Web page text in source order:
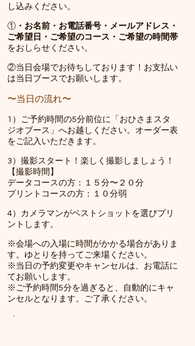
し込みください。
① ・お名前・お電話番号・メールアドレス ・
ご希望日
・ご希望のコース ・ご希望の時間帯
をおしらせください。
②当日会場でお待ちしております！ お支払い
は当日ブースでお願いします。
〜当日の流れ〜
1）ご予約時間の5分前位に「おひさまスタ
ジオブース」へお越しください。オーダー表
をご記入いただきます。
3）撮影スタート！楽しく撮影しましょう！
【撮影時間】
データコースの方：１５分〜２０分
プリントコースの方：１０分弱
4）カメラマンがベストショットを選びプリ
ントします。
※会場への入場に時間がかかる場合がありま
す。ゆとりを持ってご来場ください。
​※当日の予約変更やキャンセルは、お電話に
てお願いします。
※ご予約時間5分を過ぎると、自動的にキャ
ンセルとなります。ご了承ください。